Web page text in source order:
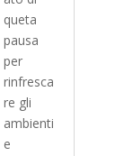
queta
pausa
per
rinfresca
re gli
ambienti
e